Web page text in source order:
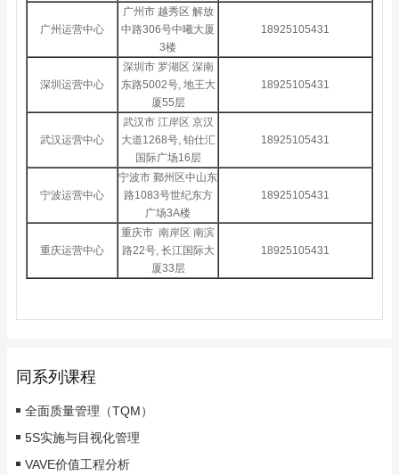
广州运营中心
广州市 越秀区 解放
中路306号中曦大厦
3楼
18925105431
深圳运营中心
深圳市 罗湖区 深南
东路5002号, 地王大
厦55层
18925105431
武汉运营中心
武汉市 江岸区 京汉
大道1268号, 铂仕汇
国际广场16层
18925105431
宁波运营中心
宁波市 鄞州区中山东
路1083号世纪东方
广场3A楼
18925105431
重庆运营中心
重庆市 南岸区 南滨
路22号, 长江国际大
厦33层
18925105431
同系列课程
全面质量管理（TQM）
5S实施与目视化管理
VAVE价值工程分析